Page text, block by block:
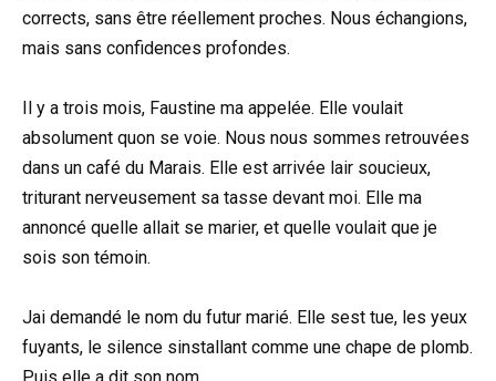
corrects, sans être réellement proches. Nous échangions,
mais sans confidences profondes.
Il y a trois mois, Faustine ma appelée. Elle voulait
absolument quon se voie. Nous nous sommes retrouvées
dans un café du Marais. Elle est arrivée lair soucieux,
triturant nerveusement sa tasse devant moi. Elle ma
annoncé quelle allait se marier, et quelle voulait que je
sois son témoin.
Jai demandé le nom du futur marié. Elle sest tue, les yeux
fuyants, le silence sinstallant comme une chape de plomb.